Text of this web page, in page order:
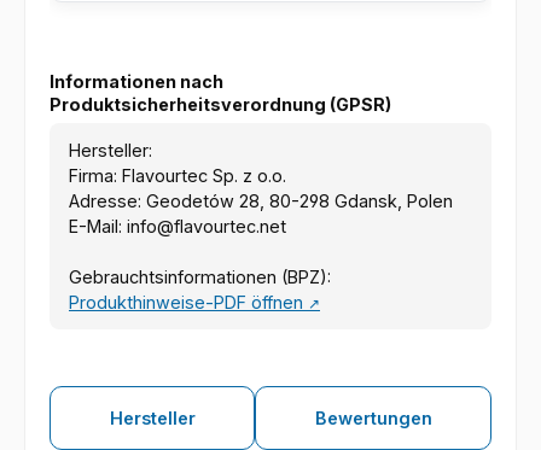
Informationen nach
Produktsicherheitsverordnung (GPSR)
Hersteller:
Firma: Flavourtec Sp. z o.o.
Adresse: Geodetów 28, 80-298 Gdansk, Polen
E-Mail: info@flavourtec.net
Gebrauchtsinformationen (BPZ):
Produkthinweise-PDF öffnen ↗
Hersteller Bewertungen